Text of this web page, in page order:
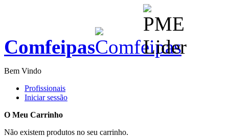
Comfeipas
Bem Vindo
Profissionais
Iniciar sessão
O Meu Carrinho
Não existem produtos no seu carrinho.